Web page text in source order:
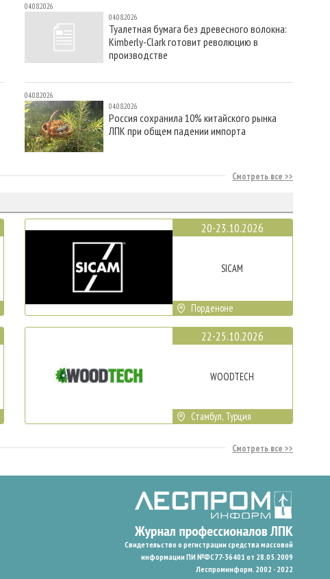
04.08.2026
04.08.2026
Туалетная бумага без древесного волокна:
Kimberly-Clark готовит революцию в
производстве
04.08.2026
04.08.2026
Россия сохранила 10% китайского рынка
ЛПК при общем падении импорта
Смотреть все
20-23.10.2026
SICAM
Порденоне
22-25.10.2026
WOODTECH
Стамбул, Турция
Смотреть все
Свидетельство о регистрации средства массовой
информации ПИ №ФС77-36401 от 28.05.2009
Леспроминформ. 2002 - 2022